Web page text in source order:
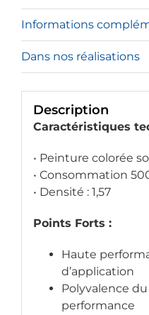
Informations
Dans nos réalisations
Description
Caractéristiques
• Peinture colorée
• Consommation
• Densité : 1,57
Points Forts :
Haute
d’application
Polyvalence
performance